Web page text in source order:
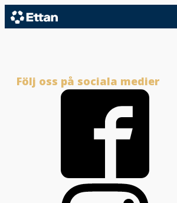
Följ oss på sociala medier